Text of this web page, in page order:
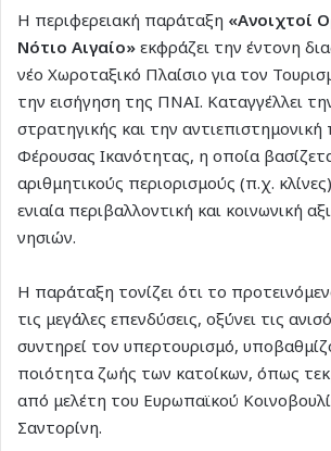
Η περιφερειακή παράταξη «Ανοιχτοί
Νότιο Αιγαίο» εκφράζει την έντονη
νέο Χωροταξικό Πλαίσιο για τον
την εισήγηση της ΠΝΑΙ. Καταγγέλλει
στρατηγικής και την αντιεπιστημονική
Φέρουσας Ικανότητας, η οποία
αριθμητικούς περιορισμούς (π.χ.
ενιαία περιβαλλοντική και κοινωνική
νησιών.
Η παράταξη τονίζει ότι το
τις μεγάλες επενδύσεις, οξύνει τις
συντηρεί τον υπερτουρισμό,
ποιότητα ζωής των κατοίκων, όπως
από μελέτη του Ευρωπαϊκού
Σαντορίνη.